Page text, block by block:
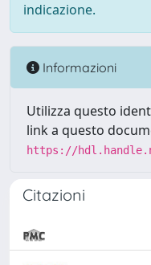
indicazione.
Informazioni
Utilizza questo
link a questo
https://
Citazioni